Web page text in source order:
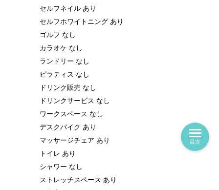
セルフネイル あり
セルフホワイトニング あり
ゴルフ なし
カラオケ なし
ランドリー なし
ピラティス なし
ドリンク販売 なし
ドリンクサービス なし
ワークスペース なし
デスクバイク あり
マッサージチェア あり
トイレ あり
シャワー なし
ストレッチスペース あり
目次